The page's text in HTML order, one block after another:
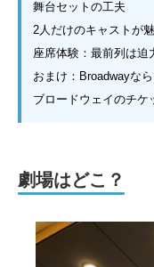
舞台セットの工夫
2人だけのキャストが
座席体験：最前列は迫
おまけ：Broadwayな
ブロードウェイのチケ
劇場はどこ？